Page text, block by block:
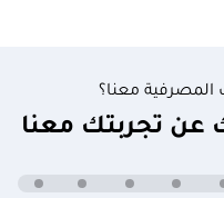
معنا؟
عن تجربتك معنا